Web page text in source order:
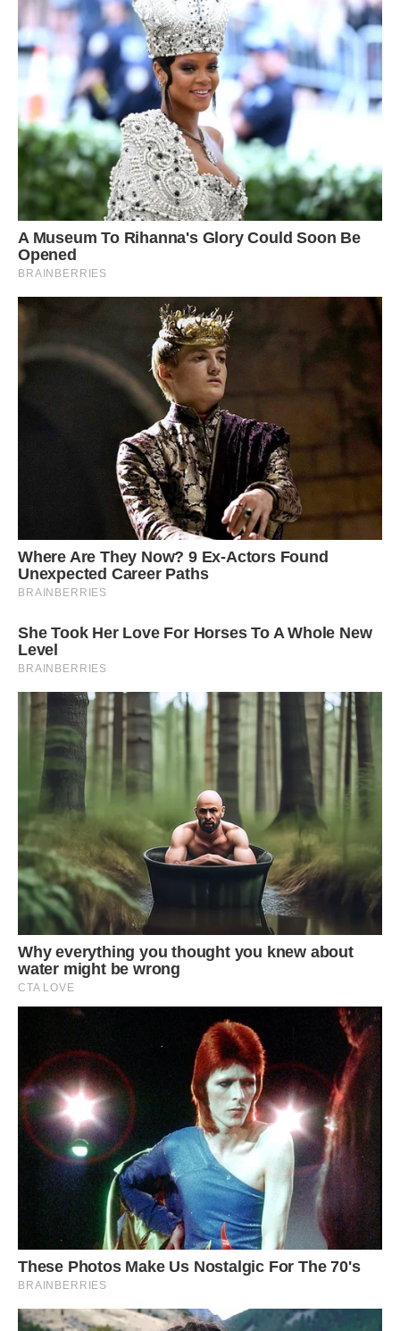
Але для того щоб Христові Угодники почули зітхання
стражденних, необхідно відмовитися від гордині, бути
смиренним, мати добру і всепрощающую душу, світлі
помисли і любов в серці.
Якщо людина згрішила – він зобов’язаний покаятися
перед Богом у Таїнстві сповіді і тримати відповідь за свої
вчинки.
Молитва на повернення боргу допоможе не тільки
скинути з плечей важку ношу матеріальних обов’язків, а й
вибрати шлях очищення душі, знайти віру в
справедливість і доброту Христа.
Як правильно молитися
Молитовне прохання – це щира розмова людини зі
святим, прохання про допомогу.
Важливо бути віруючим православним християнином,
вести благочестиве життя, брати участь в церковних
Таїнствах, звільнятися від накопичених гріхів.
1. Вимовляти прохання слід щиро, без обману і облуди.
2. Перед початком моління необхідно принести вибачення
за свої гріхи, вчинені свідомо чи несвідомо.
3. Під час звернення до святого слід бути зосередженим
на своїх словах, не відволікатися на сторонні розмови і
думки (це підступи диявола, що мріє роздобути грішну
душу).
4. Текст потрібно вимовляти чітко і ясно, з бажанням бути
почутим.
5. Не варто зачитувати його слова про себе, це не принесе
ніякої користі (читати потрібно пошепки або вголос).
6. Просити святого про допомогу потрібно не один раз,
трапляється так, що людина чекає просимого кілька